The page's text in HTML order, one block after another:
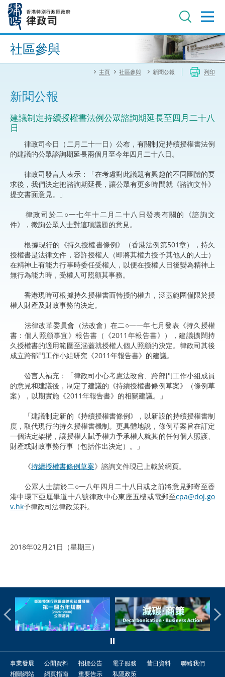
內
進階搜尋
社區參與
主頁 社區參與 新聞公報 列印
新聞公報
建議制定持續授權書法例公眾諮詢期延長至四月二十八
日
律政司今日（二月二十一日）公布，有關制定持續授權書法例
的建議的公眾諮詢期延長兩個月至今年四月二十八日。
律政司發言人表示：「在考慮對此議題有興趣的不同團體的要
求後，我們決定把諮詢期延長，讓公眾有更多時間就《諮詢文件》
提交書面意見。」
律政司於二○一七年十二月二十八日發表有關的《諮詢文
件》，徵詢公眾人士對這項議題的意見。
根據現行的《持久授權書條例》（香港法例第501章），持久
授權書是法律文件，容許授權人（即將其權力授予其他人的人士）
在精神上有能力行事時委任受權人，以便在授權人日後變為精神上
無行為能力時，受權人可照顧其事務。
香港現時可根據持久授權書而轉授的權力，涵蓋範圍僅限於授
權人財產及財政事務的決定。
法律改革委員會（法改會）在二○一一年七月發表《持久授權
書：個人照顧事宜》報告書（《2011年報告書》），建議擴闊持
久授權書的適用範圍至涵蓋就授權人個人照顧的決定。律政司其後
成立跨部門工作小組研究《2011年報告書》的建議。
發言人補充：「律政司小心考慮法改會、跨部門工作小組成員
的意見和建議後，制定了建議的《持續授權書條例草案》（條例草
案），以期實施《2011年報告書》的相關建議。」
「建議制定新的《持續授權書條例》，以新設的持續授權書制
度，取代現行的持久授權書機制。更具體地說，條例草案旨在訂定
一個法定架構，讓授權人賦予權力予承權人就其的任何個人照護、
財產或財政事務行事（包括作出決定）。」
《持續授權書條例草案》諮詢文件現已上載於網頁。
公眾人士請於二○一八年四月二十八日或之前將意見郵寄至香
港中環下亞厘畢道十八號律政中心東座五樓或電郵至cpa@doj.go
v.hk予律政司法律政策科。
2018年02月21日（星期三）
事業發展 公開資料 招標公告 電子服務 昔日資料
聯絡我們
相關網站
網頁指南 重要告示 私隱政策